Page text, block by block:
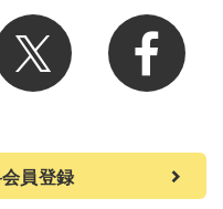
員登録